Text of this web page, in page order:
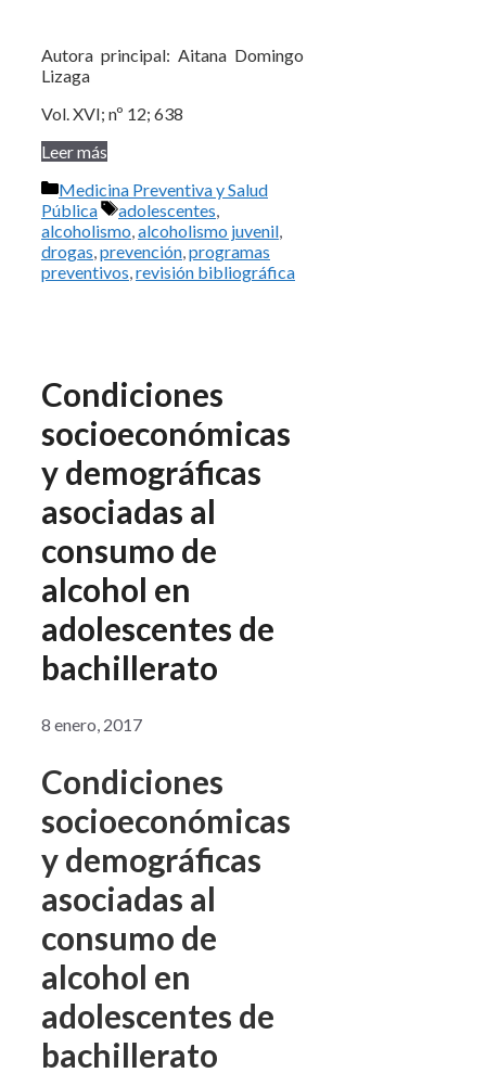
Autora principal: Aitana Domingo
Lizaga
Vol. XVI; nº 12; 638
Leer más
Categorías
Medicina Preventiva y Salud
Pública
Etiquetas
adolescentes,
alcoholismo,alcoholismo juvenil,
drogas,prevención,programas
preventivos,revisión bibliográfica
Condiciones
socioeconómicas
y demográficas
asociadas al
consumo de
alcohol en
adolescentes de
bachillerato
8 enero, 2017
Condiciones
socioeconómicas
y demográficas
asociadas al
consumo de
alcohol en
adolescentes de
bachillerato